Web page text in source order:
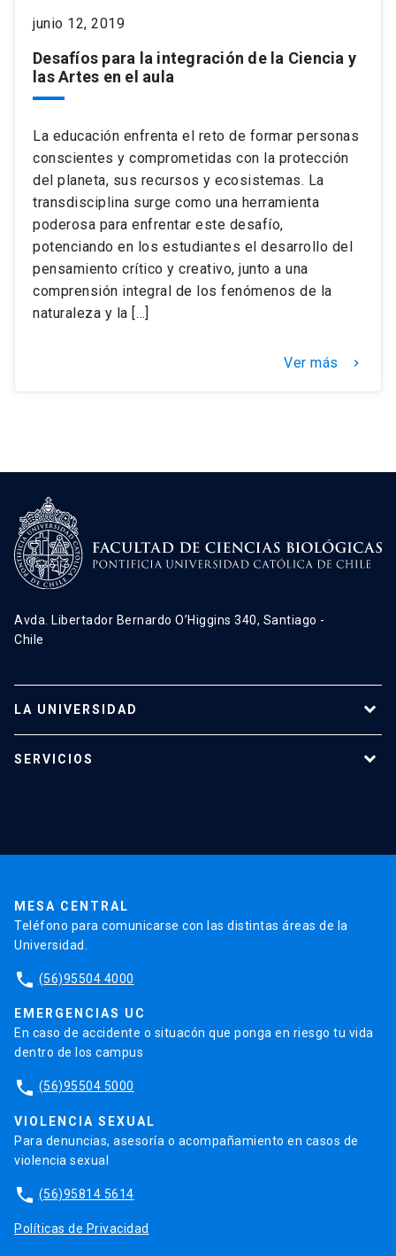
junio 12, 2019
Desafíos para la integración de la Ciencia y
las Artes en el aula
La educación enfrenta el reto de formar personas
conscientes y comprometidas con la protección
del planeta, sus recursos y ecosistemas. La
transdisciplina surge como una herramienta
poderosa para enfrentar este desafío,
potenciando en los estudiantes el desarrollo del
pensamiento crítico y creativo, junto a una
comprensión integral de los fenómenos de la
naturaleza y la […]
Ver más keyboard_arrow_right
Avda. Libertador Bernardo O’Higgins 340, Santiago -
Chile
LA UNIVERSIDAD
SERVICIOS
MESA CENTRAL
Teléfono para comunicarse con las distintas áreas de la
Universidad.
phone (56)95504 4000
EMERGENCIAS UC
En caso de accidente o situacón que ponga en riesgo tu vida
dentro de los campus
phone (56)95504 5000
VIOLENCIA SEXUAL
Para denuncias, asesoría o acompañamiento en casos de
violencia sexual
phone (56)95814 5614
Políticas de Privacidad